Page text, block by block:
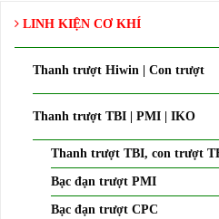
LINH KIỆN CƠ KHÍ
Thanh trượt Hiwin | Con trượt
Thanh trượt TBI | PMI | IKO
Thanh trượt TBI, con trượt
Bạc đạn trượt PMI
Bạc đạn trượt CPC